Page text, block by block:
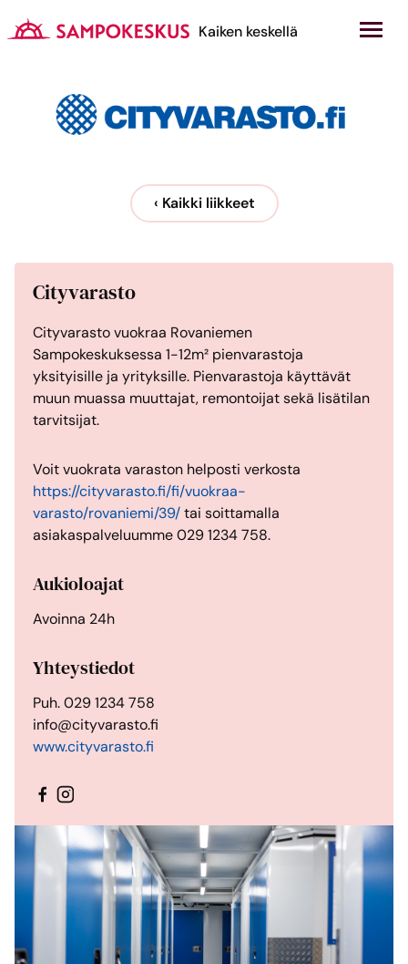
sisältöön
Kauppakeskus Sampokeskus
Kaiken keskellä
‹ Kaikki liikkeet
Cityvarasto
Cityvarasto vuokraa Rovaniemen
Sampokeskuksessa 1-12m² pienvarastoja
yksityisille ja yrityksille. Pienvarastoja käyttävät
muun muassa muuttajat, remontoijat sekä lisätilan
tarvitsijat.
Voit vuokrata varaston helposti verkosta
https://cityvarasto.fi/fi/vuokraa-
varasto/rovaniemi/39/tai soittamalla
asiakaspalveluumme 029 1234 758.
Aukioloajat
Avoinna 24h
Yhteystiedot
Puh. 029 1234 758
info@cityvarasto.fi
www.cityvarasto.fi